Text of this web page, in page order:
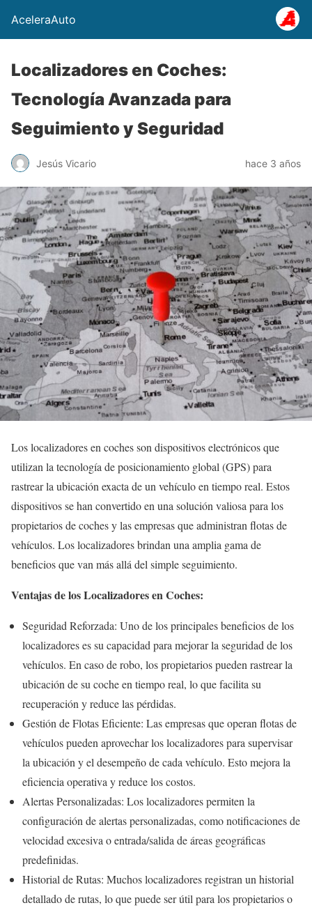
AceleraAuto
Localizadores en Coches:
Tecnología Avanzada para
Seguimiento y Seguridad
Jesús Vicario hace 3 años
Los localizadores en coches son dispositivos electrónicos que
utilizan la tecnología de posicionamiento global (GPS) para
rastrear la ubicación exacta de un vehículo en tiempo real. Estos
dispositivos se han convertido en una solución valiosa para los
propietarios de coches y las empresas que administran flotas de
vehículos. Los localizadores brindan una amplia gama de
beneficios que van más allá del simple seguimiento.
Ventajas de los Localizadores en Coches:
Seguridad Reforzada: Uno de los principales beneficios de los
localizadores es su capacidad para mejorar la seguridad de los
vehículos. En caso de robo, los propietarios pueden rastrear la
ubicación de su coche en tiempo real, lo que facilita su
recuperación y reduce las pérdidas.
Gestión de Flotas Eficiente: Las empresas que operan flotas de
vehículos pueden aprovechar los localizadores para supervisar
la ubicación y el desempeño de cada vehículo. Esto mejora la
eficiencia operativa y reduce los costos.
Alertas Personalizadas: Los localizadores permiten la
configuración de alertas personalizadas, como notificaciones de
velocidad excesiva o entrada/salida de áreas geográficas
predefinidas.
Historial de Rutas: Muchos localizadores registran un historial
detallado de rutas, lo que puede ser útil para los propietarios o